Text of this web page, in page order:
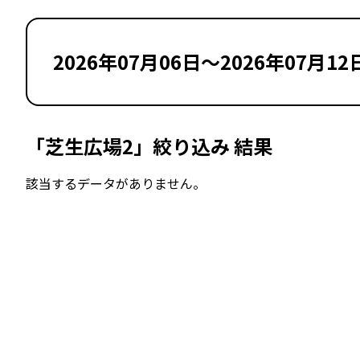
2026年07月06日～2026年07月12
「芝生広場2」絞り込み 結果
該当するデータがありません。